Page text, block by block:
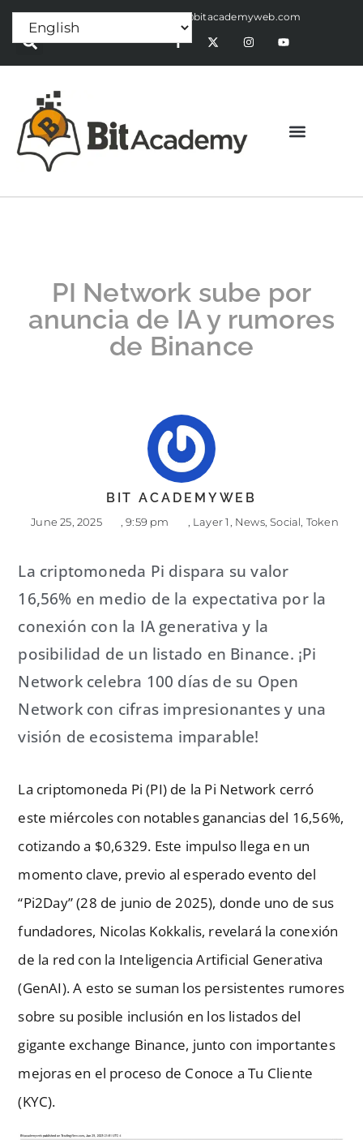
Press Release:alex@bitacademyweb.com
PI Network sube por
anuncia de IA y rumores
de Binance
BIT ACADEMYWEB
June 25, 2025 9:59 pm Layer 1 News,Social Token
La criptomoneda Pi dispara su valor
16,56% en medio de la expectativa por la
conexión con la IA generativa y la
posibilidad de un listado en Binance. ¡Pi
Network celebra 100 días de su Open
Network con cifras impresionantes y una
visión de ecosistema imparable!
La criptomoneda Pi (PI) de la Pi Network cerró
este miércoles con notables ganancias del 16,56%,
cotizando a $0,6329. Este impulso llega en un
momento clave, previo al esperado evento del
“Pi2Day” (28 de junio de 2025), donde uno de sus
fundadores, Nicolas Kokkalis, revelará la conexión
de la red con la Inteligencia Artificial Generativa
(GenAI). A esto se suman los persistentes rumores
sobre su posible inclusión en los listados del
gigante exchange Binance, junto con importantes
mejoras en el proceso de Conoce a Tu Cliente
(KYC).